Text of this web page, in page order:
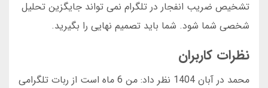
تشخیص ضریب انفجار در تلگرام نمی تواند جایگزین تحلیل
شخصی شما شود. شما باید تصمیم نهایی را بگیرید.
نظرات کاربران
محمد در آبان 1404 نظر داد: من 6 ماه است از ربات تلگرامی